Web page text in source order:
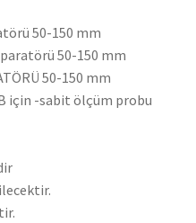
50-150 mm
50-150 mm
50-150 mm
için -sabit ölçüm probu